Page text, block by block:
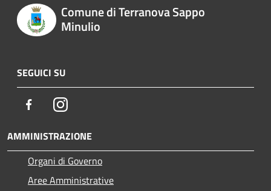
Comune di Terranova Sappo
Minulio
SEGUICI SU
FacebookInstagram
AMMINISTRAZIONE
Organi di Governo
Aree Amministrative